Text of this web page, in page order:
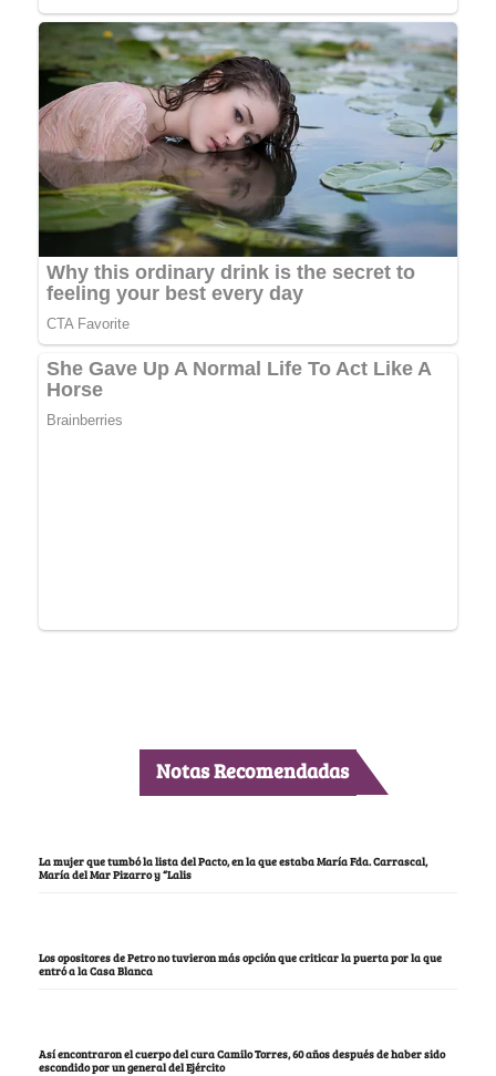
Notas Recomendadas
La mujer que tumbó la lista del Pacto, en la que estaba María Fda. Carrascal,
María del Mar Pizarro y “Lalis
Los opositores de Petro no tuvieron más opción que criticar la puerta por la que
entró a la Casa Blanca
Así encontraron el cuerpo del cura Camilo Torres, 60 años después de haber sido
escondido por un general del Ejército